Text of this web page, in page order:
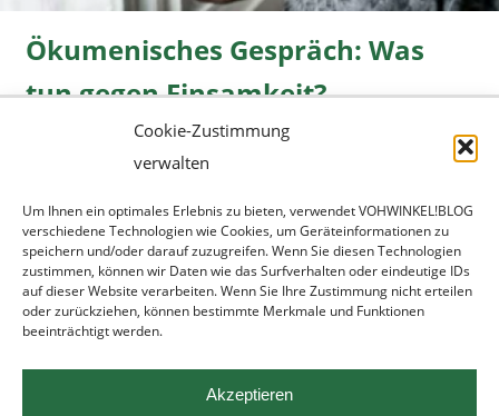
Cookie-Zustimmung
verwalten
Um Ihnen ein optimales Erlebnis zu bieten, verwendet VOHWINKEL!BLOG
verschiedene Technologien wie Cookies, um Geräteinformationen zu
speichern und/oder darauf zuzugreifen. Wenn Sie diesen Technologien
zustimmen, können wir Daten wie das Surfverhalten oder eindeutige IDs
auf dieser Website verarbeiten. Wenn Sie Ihre Zustimmung nicht erteilen
oder zurückziehen, können bestimmte Merkmale und Funktionen
beeinträchtigt werden.
Akzeptieren
Ökumenisches Gespräch: Was
tun gegen Einsamkeit?
» mehr...
Werbung|Datenschutz|Impressum
ronsdorf.net|wupper.blog